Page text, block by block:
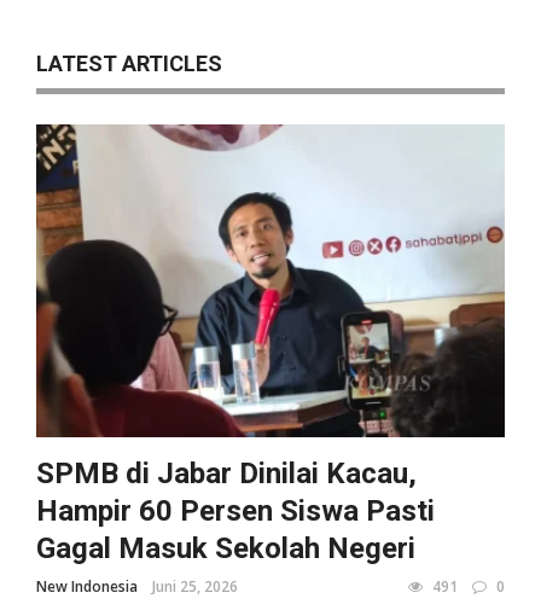
LATEST ARTICLES
SPMB di Jabar Dinilai Kacau,
Hampir 60 Persen Siswa Pasti
Gagal Masuk Sekolah Negeri
New Indonesia Juni 25, 2026 491 0